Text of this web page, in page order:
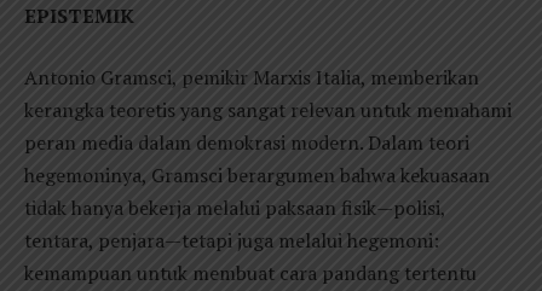
EPISTEMIK
Antonio Gramsci, pemikir Marxis Italia, memberikan
kerangka teoretis yang sangat relevan untuk memahami
peran media dalam demokrasi modern. Dalam teori
hegemoninya, Gramsci berargumen bahwa kekuasaan
tidak hanya bekerja melalui paksaan fisik—polisi,
tentara, penjara—tetapi juga melalui hegemoni:
kemampuan untuk membuat cara pandang tertentu